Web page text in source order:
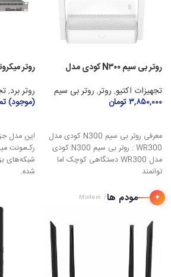
روتر بی سیم N۳۰۰ کودی مدل
تجهیزات اکتیو, روتر, روتر بی سیم
۳,۸۵۰,۰۰۰تومان
معرفی روتر بی سیم N300 کودی مدل
WR300 : روتر بی سیم N300 کودی
مدل WR300 دستگاهی کوچک اما
توانمند
روتر برد,
(موجود)
این مدل
رک‌مونت
شبکه‌های
شده.
✦ مودم ها/ Modem